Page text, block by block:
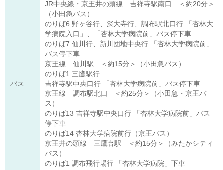
バス
JR中央線・京王井の頭線 吉祥寺駅南口 ＜約20分＞
（小田急バス）
のりば6 野ヶ谷行、深大寺行、調布駅北口行 「杏林大
学病院入口」、「杏林大学病院前」バス停下車
のりば7 仙川行、新川団地中央行 「杏林大学病院前」
バス停下車
京王線 仙川駅 ＜約15分＞（小田急バス）
のりば1 三鷹駅行
吉祥寺駅中央口行 「杏林大学病院前」バス停下車
京王線 調布駅北口 ＜約25分＞（小田急・京王バ
ス）
のりば13 吉祥寺駅中央口行 「杏林大学病院前」バス
停下車
のりば14 杏林大学病院前行（京王バス）
京王井の頭線 三鷹台駅 ＜約15分＞（みたかシティ
バス）
のりば1 調布飛行場行 「杏林大学病院」下車